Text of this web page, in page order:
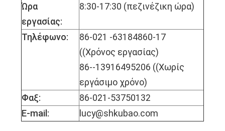
Ώρα
εργασίας:
8:30-17:30 (πεζινέζικη ώρα)
Τηλέφωνο:
86-021 -63184860-17
((Χρόνος εργασίας)
86--13916495206 ((Χωρίς
εργάσιμο χρόνο)
Φαξ:
86-021-53750132
E-mail:
lucy@shkubao.com